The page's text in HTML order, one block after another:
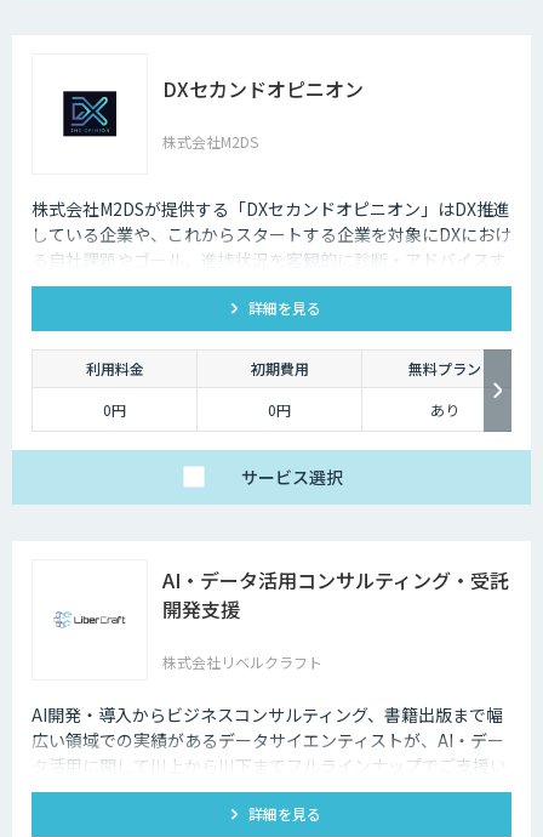
DXセカンドオピニオン
株式会社M2DS
株式会社M2DSが提供する「DXセカンドオピニオン」はDX推進
している企業や、これからスタートする企業を対象にDXにおけ
る自社課題やゴール、進捗状況を客観的に診断・アドバイスす
るサービスです
詳細を見る
利用料金 初期費用
無料プラン
0円
0円 あり
サービス選択
AI・データ活用コンサルティング・受託
開発支援
株式会社リベルクラフト
AI開発・導入からビジネスコンサルティング、書籍出版まで幅
広い領域での実績があるデータサイエンティストが、AI・デー
タ活用に関して川上から川下までフルラインナップでご支援い
たします。
詳細を見る